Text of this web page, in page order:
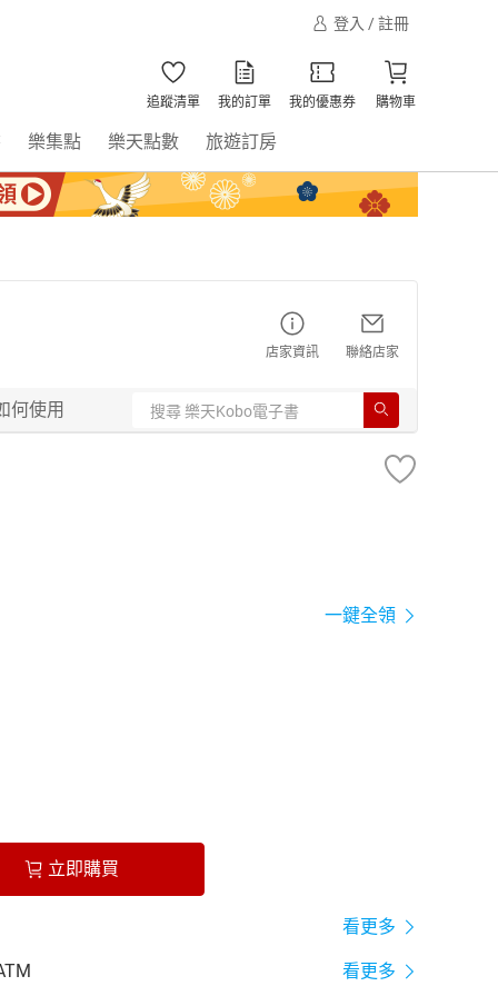
登入 / 註冊
追蹤清單 我的訂單 我的優惠券 購物車
樂集點 樂天點數 旅遊訂房
店家資訊 聯絡店家
何使用
一鍵全領
立即購買
看更多
看更多